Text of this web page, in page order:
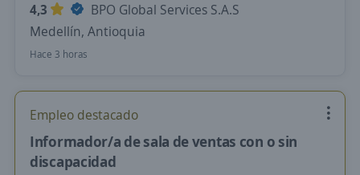
4,3
BPO Global Services S.A.S
Medellín, Antioquia
Hace 3 horas
Empleo destacado
Informador/a de sala de ventas con o sin
discapacidad